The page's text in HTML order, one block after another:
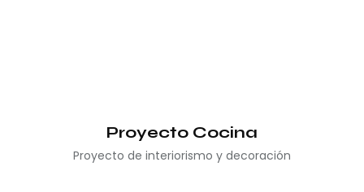
Proyecto Cocina
Proyecto de interiorismo y decoración